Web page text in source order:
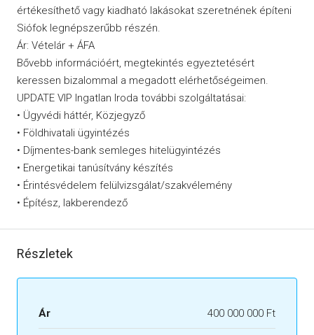
értékesíthető vagy kiadható lakásokat szeretnének építeni
Siófok legnépszerűbb részén.
Ár: Vételár + ÁFA
Bővebb információért, megtekintés egyeztetésért
keressen bizalommal a megadott elérhetőségeimen.
UPDATE VIP Ingatlan Iroda további szolgáltatásai:
• Ügyvédi háttér, Közjegyző
• Földhivatali ügyintézés
• Díjmentes-bank semleges hitelügyintézés
• Energetikai tanúsítvány készítés
• Érintésvédelem felülvizsgálat/szakvélemény
• Építész, lakberendező
Részletek
Ár 400 000 000 Ft